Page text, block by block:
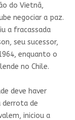
do Vietnã,
negociar a paz.
a fracassada
seu sucessor,
enquanto o
no Chile.
deve haver
derrota de
iniciou a